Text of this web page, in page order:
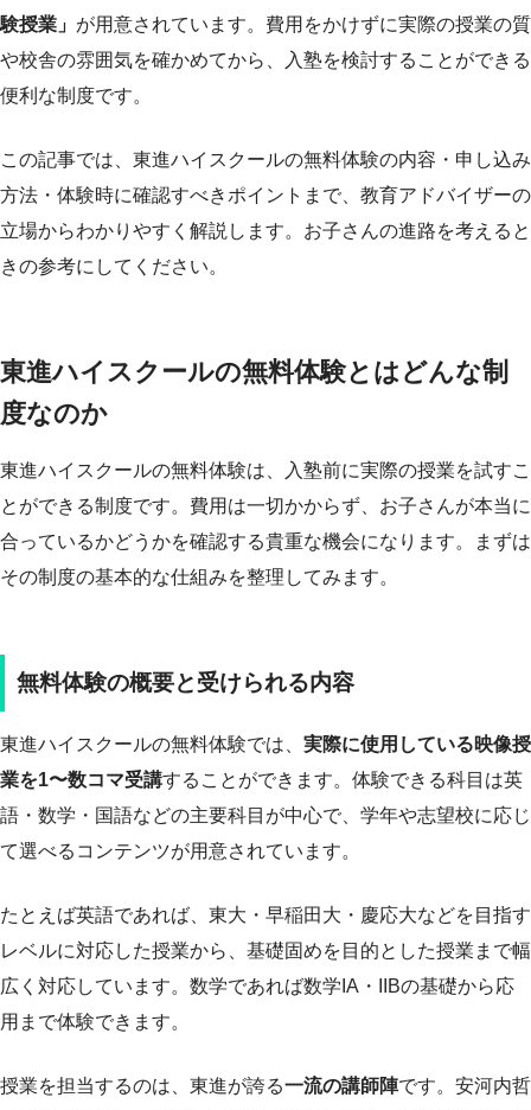
験授業」 が用意されています。費用をかけずに実際の授業の質
や校舎の雰囲気を確かめてから、入塾を検討することができる
便利な制度です。
この記事では、東進ハイスクールの無料体験の内容・申し込み
方法・体験時に確認すべきポイントまで、教育アドバイザーの
立場からわかりやすく解説します。お子さんの進路を考えると
きの参考にしてください。
東進ハイスクールの無料体験とはどんな制
度なのか
東進ハイスクールの無料体験は、入塾前に実際の授業を試すこ
とができる制度です。費用は一切かからず、お子さんが本当に
合っているかどうかを確認する貴重な機会になります。まずは
その制度の基本的な仕組みを整理してみます。
無料体験の概要と受けられる内容
東進ハイスクールの無料体験では、 実際に使用している映像授
業を1〜数コマ受講することができます。体験できる科目は英
語・数学・国語などの主要科目が中心で、学年や志望校に応じ
て選べるコンテンツが用意されています。
たとえば英語であれば、東大・早稲田大・慶応大などを目指す
レベルに対応した授業から、基礎固めを目的とした授業まで幅
広く対応しています。数学であれば数学IA・IIBの基礎から応
用まで体験できます。
授業を担当するのは、東進が誇る一流の講師陣です。安河内哲